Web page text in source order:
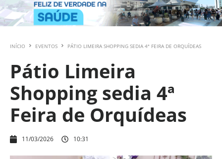
INÍCIO EVENTOS PÁTIO LIMEIRA SHOPPING SEDIA 4ª FEIRA DE ORQUÍDEAS
Pátio Limeira
Shopping sedia 4ª
Feira de Orquídeas
11/03/2026 10:31